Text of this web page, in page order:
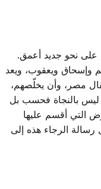
على نحو جديد أعمق.
وإسحاق ويعقوب، ويعد
مصر، وأن يخلّصهم،
ليس بالنجاة فحسب بل
التي أقسم عليها
الرجاء هذه إلى